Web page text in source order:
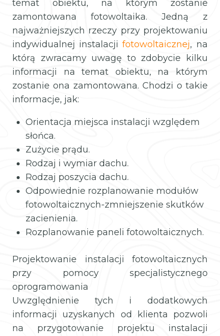
temat obiektu, na którym zostanie
zamontowana fotowoltaika. Jedną z
najważniejszych rzeczy przy projektowaniu
indywidualnej instalacji fotowoltaicznej, na
którą zwracamy uwagę to zdobycie kilku
informacji na temat obiektu, na którym
zostanie ona zamontowana. Chodzi o takie
informacje, jak:
Orientacja miejsca instalacji względem
słońca.
Zużycie prądu.
Rodzaj i wymiar dachu.
Rodzaj poszycia dachu.
Odpowiednie rozplanowanie modułów
fotowoltaicznych-zmniejszenie skutków
zacienienia.
Rozplanowanie paneli fotowoltaicznych.
Projektowanie instalacji fotowoltaicznych
przy pomocy specjalistycznego
oprogramowania
Uwzględnienie tych i dodatkowych
informacji uzyskanych od klienta pozwoli
na przygotowanie projektu instalacji